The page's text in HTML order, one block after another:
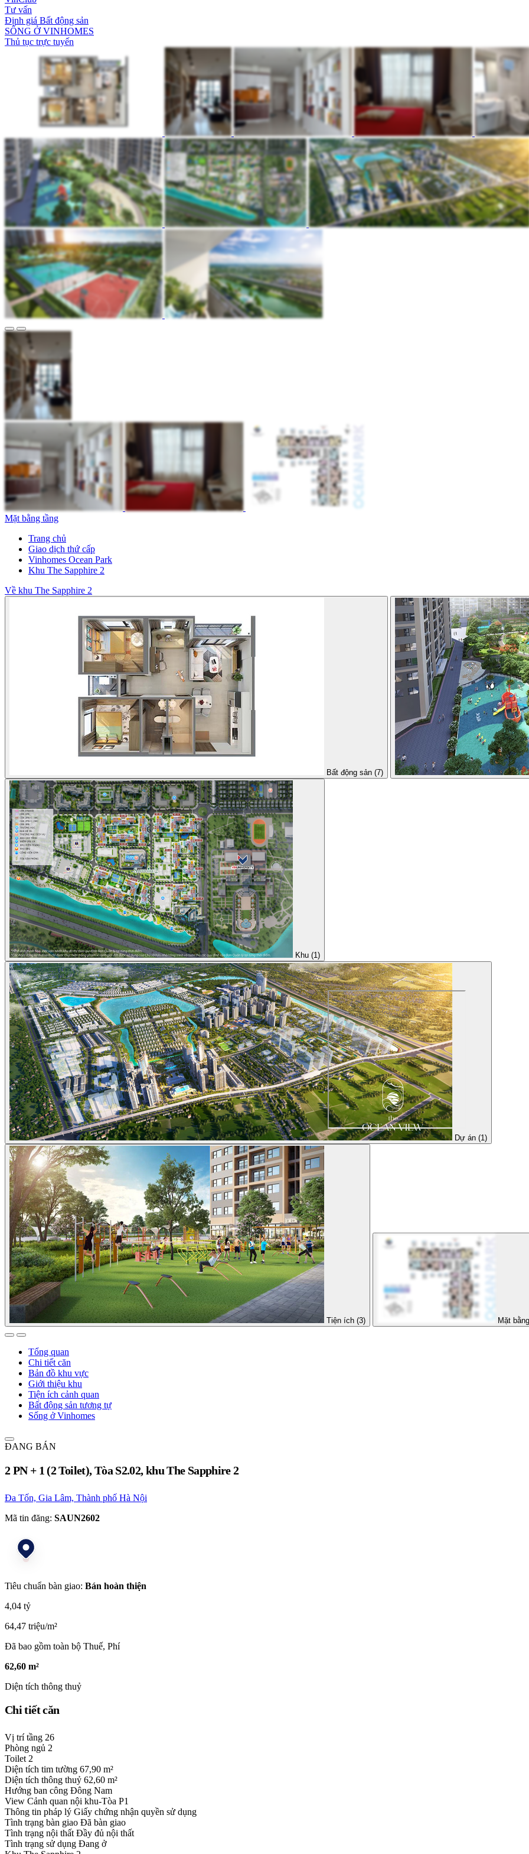
Tư vấn
Định giá Bất động sản
SỐNG Ở VINHOMES
Thủ tục trực tuyến
Mặt bằng tầng
Trang chủ
Giao dịch thứ cấp
Vinhomes Ocean Park
Khu The Sapphire 2
Về khu The Sapphire 2
Bất động sản (7)
Khu (1)
Dự án (1)
Tiện ích (3) Mặt
Tổng quan
Chi tiết căn
Bản đồ khu vực
Giới thiệu khu
Tiện ích cảnh quan
Bất động sản tương tự
Sống ở Vinhomes
ĐANG BÁN
2 PN + 1 (2 Toilet), Tòa S2.02, khu The Sapphire 2
Đa Tốn, Gia Lâm, Thành phố Hà Nội
Mã tin đăng: SAUN2602
Tiêu chuẩn bàn giao: Bán hoàn thiện
4,04 tỷ
64,47 triệu/m²
Đã bao gồm toàn bộ Thuế, Phí
62,60 m²
Diện tích thông thuỷ
Chi tiết căn
Vị trí tầng 26
Phòng ngủ 2
Toilet 2
Diện tích tim tường 67,90 m²
Diện tích thông thuỷ 62,60 m²
Hướng ban công Đông Nam
View Cảnh quan nội khu-Tòa P1
Thông tin pháp lý Giấy chứng nhận quyền sử dụng
Tình trạng bàn giao Đã bàn giao
Tình trạng nội thất Đầy đủ nội thất
Tình trạng sử dụng Đang ở